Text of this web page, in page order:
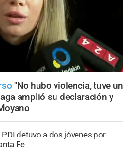
"No hubo violencia, tuve un
amplió su declaración y
PDI detuvo a dos jóvenes por
Fe